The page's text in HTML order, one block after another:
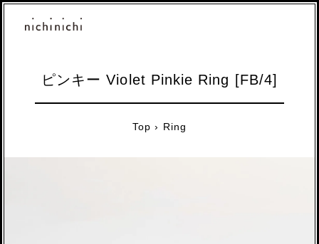
ピンキー Violet Pinkie Ring [FB/4]
Top › Ring